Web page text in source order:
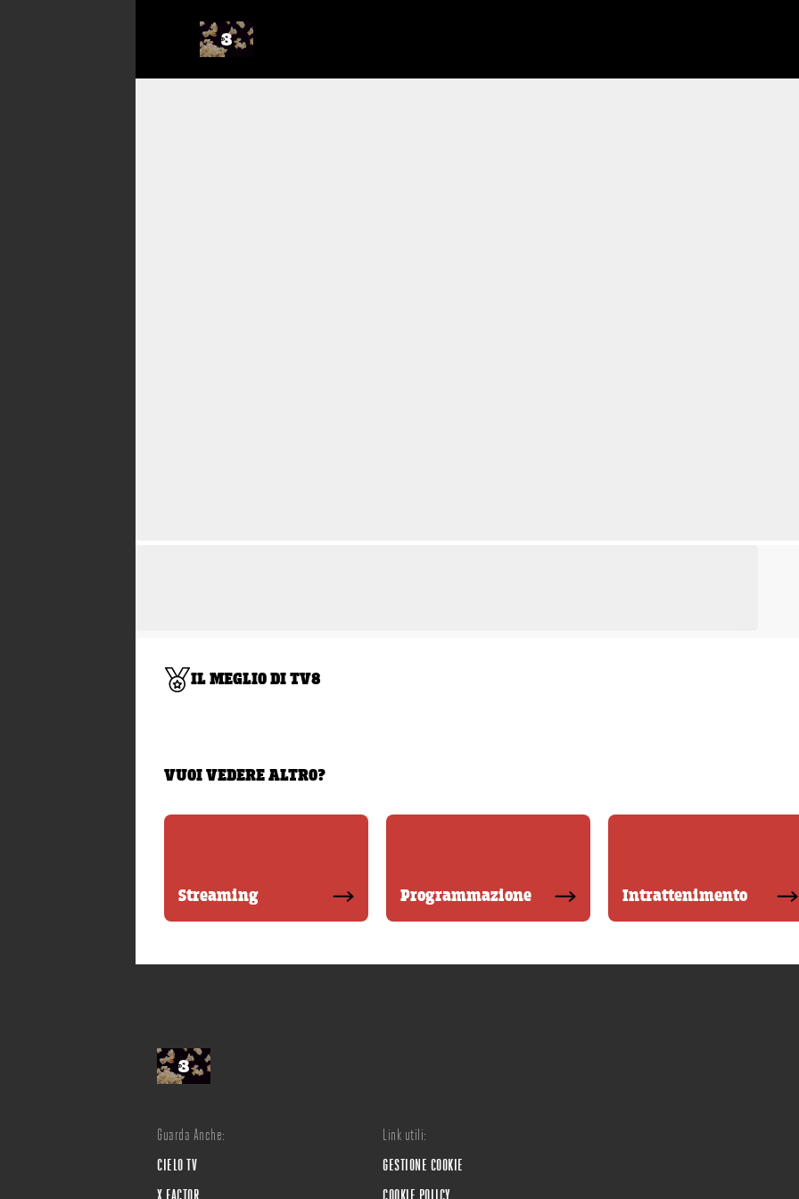
IL MEGLIO DI TV8
VUOI VEDERE ALTRO?
Streaming Programmazione Intrattenimento
Guarda Anche:
CIELO TV
X FACTOR
Link utili:
GESTIONE COOKIE
COOKIE POLICY